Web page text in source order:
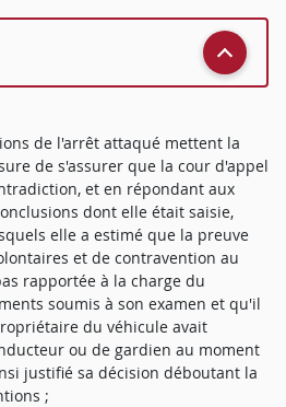
de l'arrêt attaqué mettent la
de s'assurer que la cour d'appel
et en répondant aux
dont elle était saisie,
elle a estimé que la preuve
et de contravention au
rapportée à la charge du
soumis à son examen et qu'il
du véhicule avait
ou de gardien au moment
justifié sa décision déboutant la
;